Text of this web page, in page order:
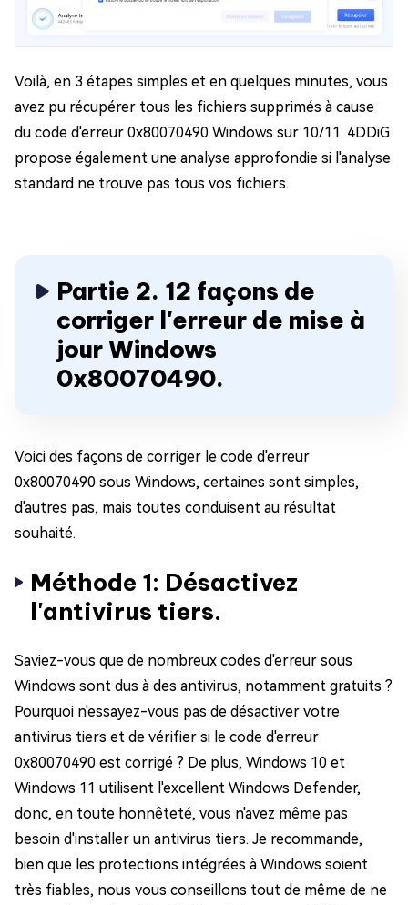
Voilà, en 3 étapes simples et en quelques minutes, vous
avez pu récupérer tous les fichiers supprimés à cause
du code d'erreur 0x80070490 Windows sur 10/11. 4DDiG
propose également une analyse approfondie si l'analyse
standard ne trouve pas tous vos fichiers.
Partie 2. 12 façons de
corriger l'erreur de mise à
jour Windows
0x80070490.
Voici des façons de corriger le code d'erreur
0x80070490 sous Windows, certaines sont simples,
d'autres pas, mais toutes conduisent au résultat
souhaité.
Méthode 1: Désactivez
l'antivirus tiers.
Saviez-vous que de nombreux codes d'erreur sous
Windows sont dus à des antivirus, notamment gratuits ?
Pourquoi n'essayez-vous pas de désactiver votre
antivirus tiers et de vérifier si le code d'erreur
0x80070490 est corrigé ? De plus, Windows 10 et
Windows 11 utilisent l'excellent Windows Defender,
donc, en toute honnêteté, vous n'avez même pas
besoin d'installer un antivirus tiers. Je recommande,
bien que les protections intégrées à Windows soient
très fiables, nous vous conseillons tout de même de ne